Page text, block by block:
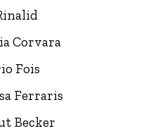
Corvara
Fois
Ferraris
Becker